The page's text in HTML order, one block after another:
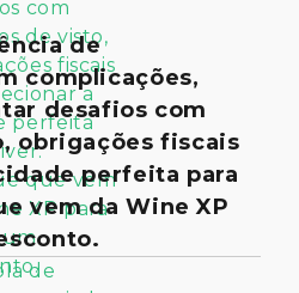
de
complicações,
desafios com
obrigações fiscais
perfeita para
vem da Wine XP